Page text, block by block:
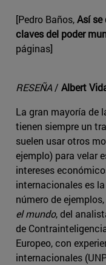
[Pedro Baños,Así se
claves del poder
páginas]
RESEÑA/ Albert
La gran mayoría de
tienen siempre un
suelen usar otros
ejemplo) para velar
intereses
internacionales es
número de
el mundo, del
de
Europeo, con
internacionales